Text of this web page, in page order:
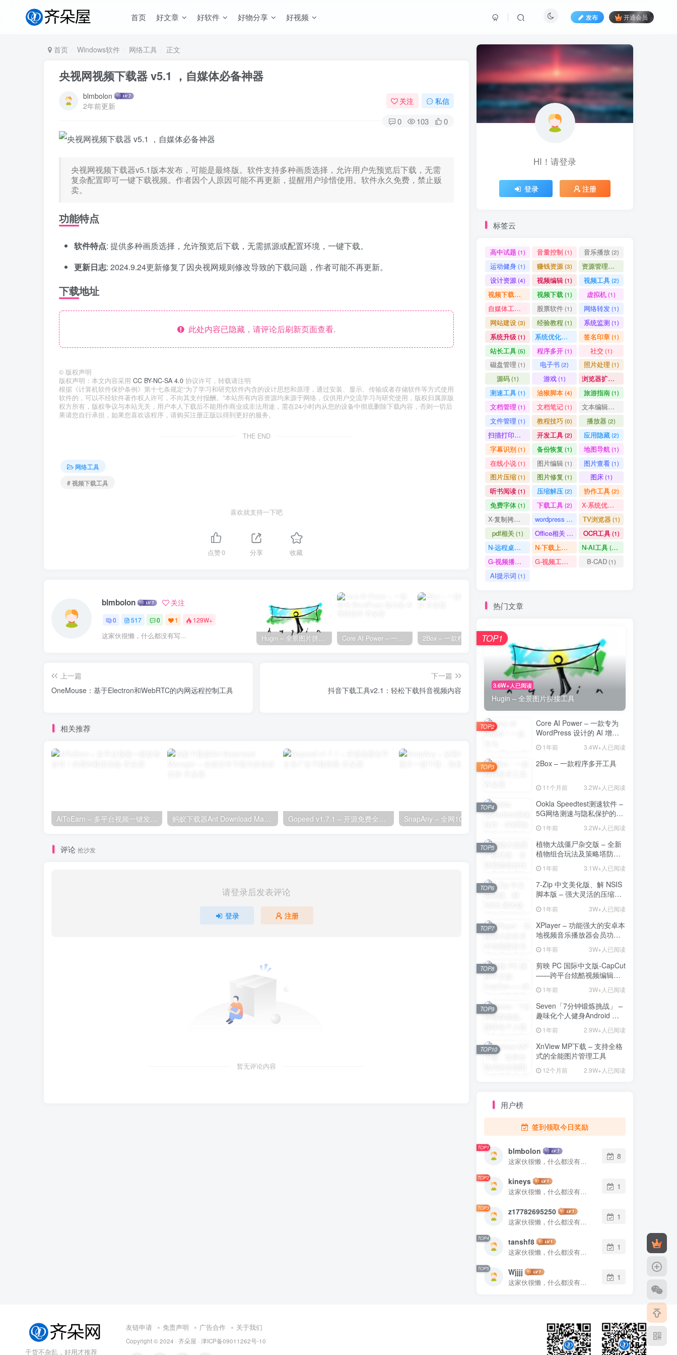
首页 好文章 好软件 好物分享 好视频 发布 开通会员
首页 Windows软件 网络工具 正文
央视网视频下载器 v5.1 ，自媒体必备神器
blmbolon
2年前更新
关注 私信
0 103 0
央视网视频下载器v5.1版本发布，可能是最终版。软件支持多种画质选择，允许用户先预览后下载，无需
复杂配置即可一键下载视频。作者因个人原因可能不再更新，提醒用户珍惜使用。软件永久免费，禁止贩
卖。
功能特点
软件特点: 提供多种画质选择，允许预览后下载，无需抓源或配置环境，一键下载。
更新日志: 2024.9.24更新修复了因央视网规则修改导致的下载问题，作者可能不再更新。
下载地址
此处内容已隐藏，请评论后刷新页面查看.
© 版权声明
版权声明：本文内容采用 CC BY-NC-SA 4.0 协议许可，转载请注明
根据《计算机软件保护条例》第十七条规定“为了学习和研究软件内含的设计思想和原理，通过安装、显示、传输或者存储软件等方式使用
软件的，可以不经软件著作权人许可，不向其支付报酬。”本站所有内容资源均来源于网络，仅供用户交流学习与研究使用，版权归属原版
权方所有，版权争议与本站无关，用户本人下载后不能用作商业或非法用途，需在24小时内从您的设备中彻底删除下载内容，否则一切后
果请您自行承担，如果您喜欢该程序，请购买注册正版以得到更好的服务。
THE END
网络工具
# 视频下载工具
喜欢就支持一下吧
点赞0 分享 收藏
blmbolon 关注
0 517 0 1 129W+
这家伙很懒，什么都没有写... Hugin – 全景图片拼接工具 Core AI Power – 一款专为 WordPress 设计的 AI 增强插件 2Box – 一款程序多开工具
上一篇
OneMouse：基于Electron和WebRTC的内网远程控制工具
下一篇
抖音下载工具v2.1：轻松下载抖音视频内容
相关推荐
蚂蚁下载器Ant Download Manager – 全能文件下载与多协议支持 AiPy – 让AI成为你的贴心助手的先进AGI工具
评论 抢沙发
请登录后发表评论
登录 注册
暂无评论内容
HI！请登录
登录 注册
标签云
高中试题 (1) 音量控制 (1) 音乐播放(2)
运动健身(1) 赚钱资源(3) 资源管理器
设计资源(4) 视频编辑(1) 视频工具(2)
视频下载工具 视频下载(1) 虚拟机(1)
自媒体工具 股票软件(1) 网络转发(1)
网站建设(3) 经验教程 (1) 系统监测 (1)
系统升级 (1) 系统优化清理 签名印章(1)
站长工具(5) 程序多开(1) 社交(1)
磁盘管理 (1) 电子书 (2) 照片处理 (1)
源码(1) 游戏(1) 浏览器扩展
测速工具(1) 油猴脚本(4) 旅游指南(1)
文档管理 (1) 文档笔记(1) 文本编辑器
文件管理 (1) 教程技巧(0) 播放器(2)
扫描打印软件 开发工具(2) 应用隐藏(2)
字幕识别 (1) 备份恢复 (1) 地图导航 (1)
在线小说(1) 图片编辑(1) 图片查看(1)
图片压缩(1) 图片修复 (1) 图床(1)
听书阅读(1) 压缩解压(2) 协作工具(2)
免费字体(1) 下载工具(2) X-系统优化
X-复制拷贝 wordpress TV浏览器(1)
pdf相关(1) Office相关 OCR工具(1)
N-远程桌面 N-下载上传 N-AI工具(37)
G-视频播放 G-视频工具 B-CAD(1)
AI提示词 (1)
热门文章
3.6W+人已阅读
Hugin – 全景图片拼接工具
TOP1
Core AI Power – 一款专为
WordPress 设计的 AI 增强
插件1年前 3.4W+人已阅读
TOP2
2Box – 一款程序多开工具
11个月前 3.2W+人已阅读
TOP3
Ookla Speedtest测速软件 –
5G网络测速与隐私保护的多
功能工具
1年前 3.2W+人已阅读
TOP4
植物大战僵尸杂交版 – 全新
植物组合玩法及策略塔防的
魅力1年前 3.1W+人已阅读
TOP5
7-Zip 中文美化版、解 NSIS
脚本版 – 强大灵活的压缩与
1年前 3W+人已阅读
TOP6
XPlayer – 功能强大的安卓本
地视频音乐播放器会员功能
1年前 3W+人已阅读
TOP7
剪映 PC 国际中文版-CapCut
——跨平台炫酷视频编辑与
1年前 3W+人已阅读
TOP8
Seven「7分钟锻炼挑战」 –
趣味化个人健身Android 直
1年前 2.9W+人已阅读
TOP9
XnView MP下载 – 支持全格
式的全能图片管理工具
12个月前 2.9W+人已阅读
TOP10
用户榜
签到领取今日奖励
TOP1 blmbolon
这家伙很懒，什么都没有写...
8
TOP2 kineys
这家伙很懒，什么都没有写...
1
TOP3 z17782695250
这家伙很懒，什么都没有写...
1
TOP4 tanshf8
这家伙很懒，什么都没有写...
1
TOP5 Wjjjj
这家伙很懒，什么都没有写...
1
干货不杂乱，好用才推荐
友链申请 免责声明 广告合作 关于我们
Copyright © 2024 · 齐朵屋 · 津ICP备09011262号-10